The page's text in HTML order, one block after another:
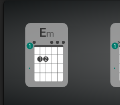
Em
1 2
1 1